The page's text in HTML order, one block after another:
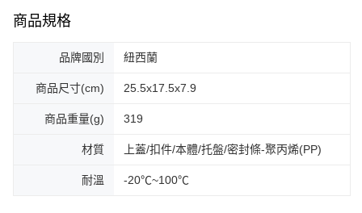
商品規格
品牌國別 紐西蘭
商品尺寸(cm) 25.5x17.5x7.9
商品重量(g) 319
材質 上蓋/扣件/本體/托盤/密封條-聚丙烯(PP)
耐溫 -20℃~100℃